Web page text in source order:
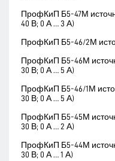
ПрофКиП Б5-47М
40 В; 0 А … 3 А)
ПрофКиП Б5-46/2М
ПрофКиП Б5-46М
30 В; 0 А … 5 А)
ПрофКиП Б5-46/1М
30 В; 0 А … 5 А)
ПрофКиП Б5-45М
30 В; 0 А … 2 А)
ПрофКиП Б5-44М
30 В; 0 А … 1 А)